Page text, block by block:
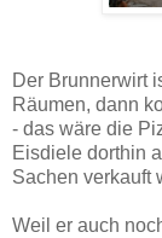
Der Brunnerwirt
Räumen, dann
- das wäre die
Eisdiele dorthin
Sachen verkauft
Weil er auch